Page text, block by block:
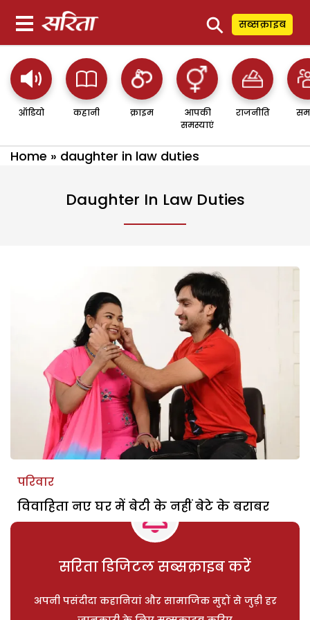
⚲ सब्सक्राइब
ऑडियो कहानी क्राइम
आपकी
समस्याएं
राजनीति
Home » daughter in law duties
Daughter In Law Duties
परिवार
विवाहिता नए घर में बेटी के नहीं बेटे के बराबर
सरिता डिजिटल सब्सक्राइब करें
अपनी पसंदीदा कहानियां और सामाजिक मुद्दों से जुड़ी हर